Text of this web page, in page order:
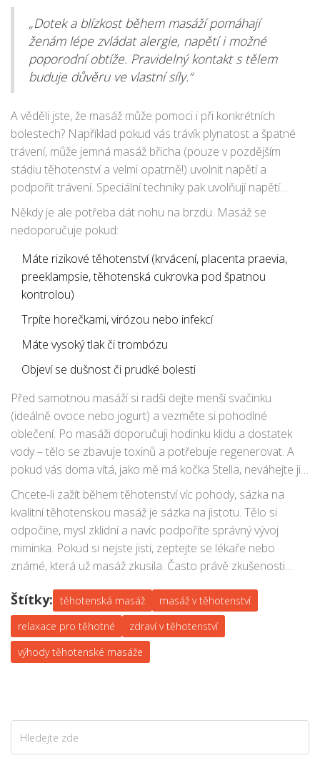
potřebujete. U řady žen masáže pomáhají odbourávat
obavy z porodu a posilují jejich vnímání vlastního těla.
Respektovaná dulka Tereza Stillerová dokonce říká:
„Dotek a blízkost během masáží pomáhají
ženám lépe zvládat alergie, napětí i možné
poporodní obtíže. Pravidelný kontakt s tělem
buduje důvěru ve vlastní síly.“
A věděli jste, že masáž může pomoci i při konkrétních
bolestech? Například pokud vás trávík plynatost a špatné
trávení, může jemná masáž břicha (pouze v pozdějším
stádiu těhotenství a velmi opatrně!) uvolnit napětí a
podpořit trávení. Speciální techniky pak uvolňují napětí
karpálních tunelů, které trápí zápěstí hlavně v posledním
trimestru.
Někdy je ale potřeba dát nohu na brzdu. Masáž se
nedoporučuje pokud:
Máte rizikové těhotenství (krvácení, placenta praevia,
preeklampsie, těhotenská cukrovka pod špatnou
kontrolou)
Trpíte horečkami, virózou nebo infekcí
Máte vysoký tlak či trombózu
Objeví se dušnost či prudké bolesti
Před samotnou masáží si radši dejte menší svačinku
(ideálně ovoce nebo jogurt) a vezměte si pohodlné
oblečení. Po masáži doporučuji hodinku klidu a dostatek
vody – tělo se zbavuje toxinů a potřebuje regenerovat. A
pokud vás doma vítá, jako mě má kočka Stella, neváhejte ji
pohladit – dotek dělá zázraky nejen pro maminky, ale i pro
chlupatá zvířata.
Chcete-li zažít během těhotenství víc pohody, sázka na
kvalitní těhotenskou masáž je sázka na jistotu. Tělo si
odpočine, mysl zklidní a navíc podpoříte správný vývoj
miminka. Pokud si nejste jisti, zeptejte se lékaře nebo
známé, která už masáž zkusila. Často právě zkušenosti
připravit na relax, který si po právu zasloužíte.
Štítky: těhotenská masáž
masáž v těhotenství
relaxace pro těhotné
zdraví v těhotenství
výhody těhotenské masáže